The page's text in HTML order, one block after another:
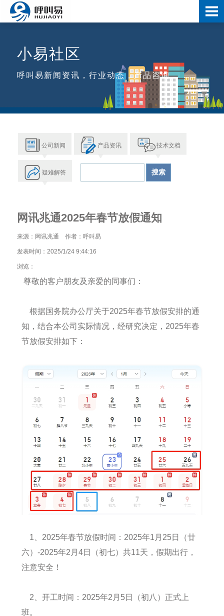
小易社区
呼叫易新闻资讯，行业动态，产品咨询
公司新闻 产品资讯 技术文档
疑难解答
网讯兆通2025年春节放假通知
来源：网讯兆通 作者：呼叫易
发表时间：2025/1/24 9:44:16
浏览：
尊敬的客户朋友及亲爱的同事们：
根据国务院办公厅关于2025年春节放假安排的通
知，结合本公司实际情况，经研究决定，2025年春
节放假安排如下：
1、2025年春节放假时间：2025年1月25日（廿
六）-2025年2月4日（初七）共11天，假期出行，
注意安全！
2、开工时间：2025年2月5日（初八）正式上
班。